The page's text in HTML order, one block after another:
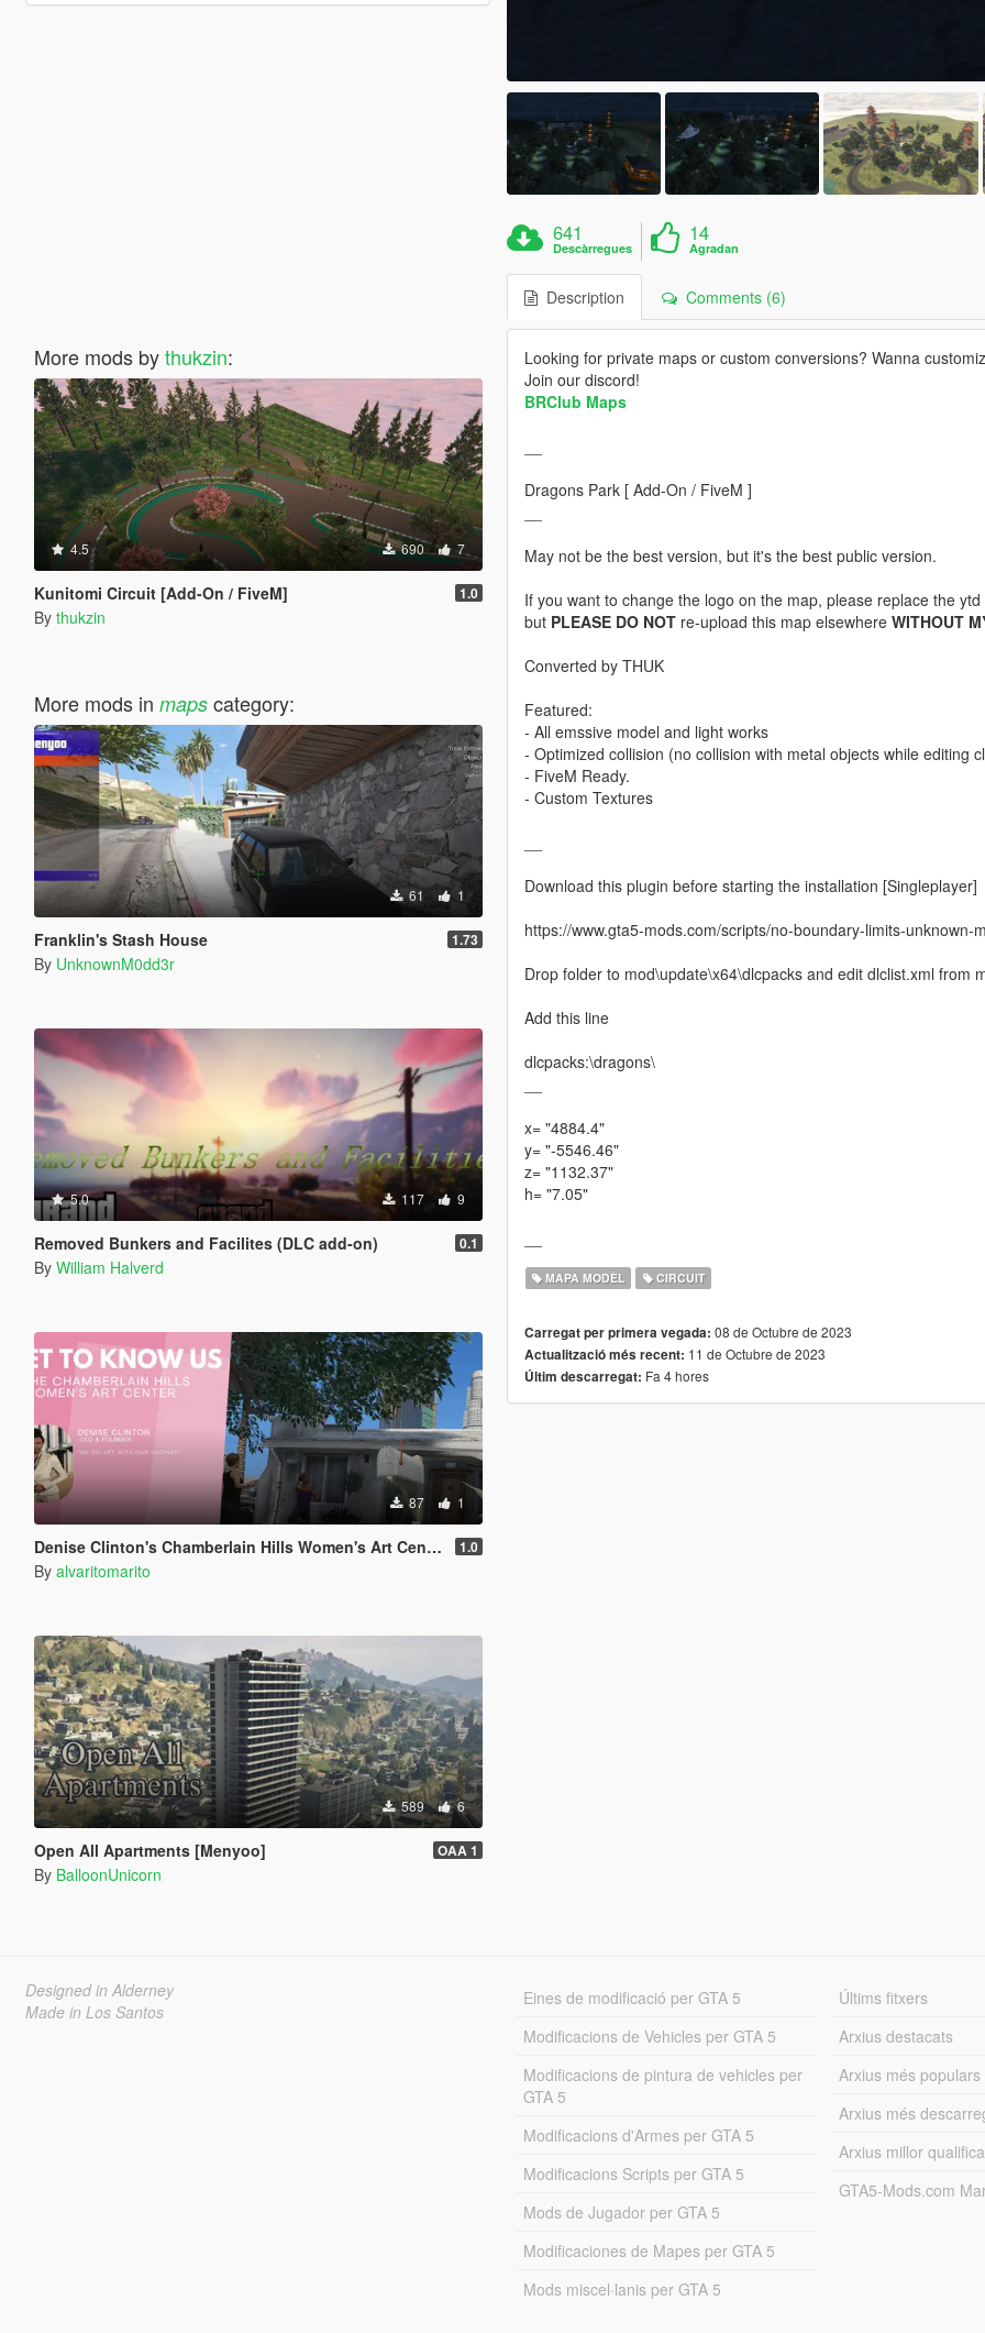
More mods bythukzin:
4.5 690 7
Kunitomi Circuit [Add-On / FiveM] 1.0
By thukzin
More mods in mapscategory:
61 1
Franklin's Stash House 1.73
By UnknownM0dd3r
5.0 117 9
Removed Bunkers and Facilites (DLC add-on) 0.1
By William Halverd
87 1
Denise Clinton's Chamberlain Hills Women's Art Center 1.0
By alvaritomarito
589 6
Open All Apartments [Menyoo] OAA 1
By BalloonUnicorn
641
Descàrregues
14
Agradan
Description Comments (6)
Looking for private maps or custom conversions? Wanna
Join our discord!
BRClub Maps
Dragons Park [ Add-On / FiveM ]
May not be the best version, but it's the best public version.
If you want to change the logo on the map, please replace the ytd
but PLEASE DO NOTre-upload this map elsewhere WITHOUT
Converted by THUK
Featured:
- All emssive model and light works
- Optimized collision (no collision with metal objects while editing
- FiveM Ready.
- Custom Textures
Download this plugin before starting the installation [Singleplayer]
https://www.gta5-mods.com/scripts/no-boundary-limits-unknown-
Drop folder to mod\update\x64\dlcpacks and edit dlclist.xml from
Add this line
dlcpacks:\dragons\
x= "4884.4"
y= "-5546.46"
z= "1132.37"
h= "7.05"
MAPA MODÈL CIRCUIT
Carregat per primera vegada: 08 de Octubre de 2023
Actualització més recent: 11 de Octubre de 2023
Últim descarregat: Fa 4 hores
Designed in Alderney
Made in Los Santos
Eines de modificació per GTA 5
Modificacions de Vehicles per GTA 5
Modificacions de pintura de vehicles per
GTA 5
Modificacions d'Armes per GTA 5
Modificacions Scripts per GTA 5
Mods de Jugador per GTA 5
Modificaciones de Mapes per GTA 5
Mods miscel·lanis per GTA 5
Últims fitxers
Arxius destacats
Arxius més populars
Arxius més
Arxius millor
GTA5-Mods.com